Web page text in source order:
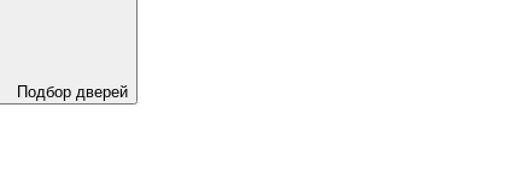
Подбор дверей